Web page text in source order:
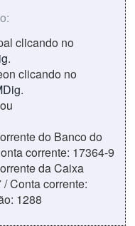
clicando no
.
clicando no
.
do Banco do
corrente: 17364-9
da Caixa
Conta corrente:
1288